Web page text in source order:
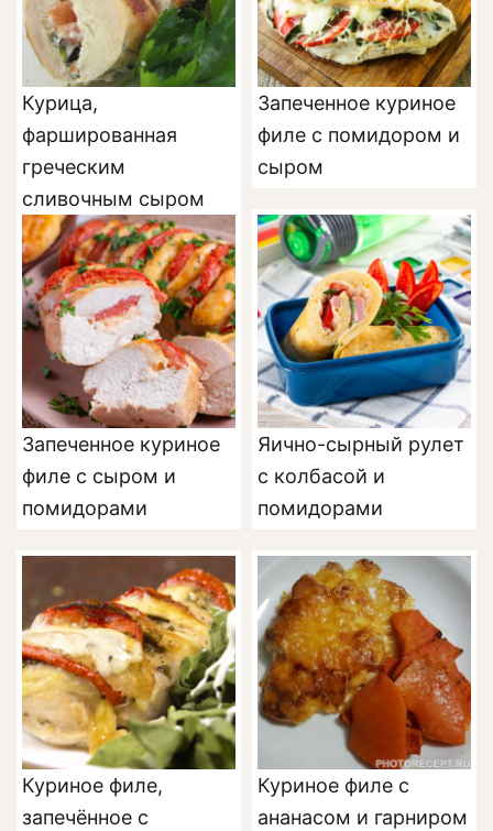
Курица,
фаршированная
греческим
сливочным сыром
Запеченное куриное
филе с помидором и
сыром
Запеченное куриное
филе с сыром и
помидорами
Яично-сырный рулет
с колбасой и
помидорами
Куриное филе,
запечённое с
Куриное филе с
ананасом и гарниром